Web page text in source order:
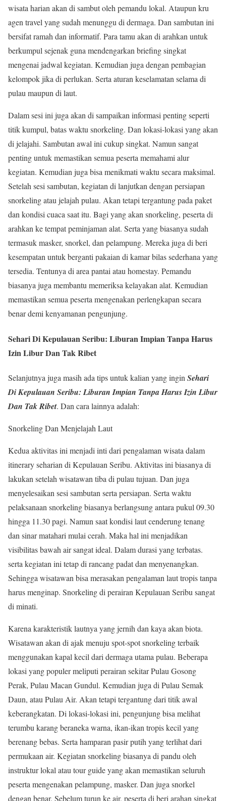
wisata harian akan di sambut oleh pemandu lokal. Ataupun kru
agen travel yang sudah menunggu di dermaga. Dan sambutan ini
bersifat ramah dan informatif. Para tamu akan di arahkan untuk
berkumpul sejenak guna mendengarkan briefing singkat
mengenai jadwal kegiatan. Kemudian juga dengan pembagian
kelompok jika di perlukan. Serta aturan keselamatan selama di
pulau maupun di laut.
Dalam sesi ini juga akan di sampaikan informasi penting seperti
titik kumpul, batas waktu snorkeling. Dan lokasi-lokasi yang akan
di jelajahi. Sambutan awal ini cukup singkat. Namun sangat
penting untuk memastikan semua peserta memahami alur
kegiatan. Kemudian juga bisa menikmati waktu secara maksimal.
Setelah sesi sambutan, kegiatan di lanjutkan dengan persiapan
snorkeling atau jelajah pulau. Akan tetapi tergantung pada paket
dan kondisi cuaca saat itu. Bagi yang akan snorkeling, peserta di
arahkan ke tempat peminjaman alat. Serta yang biasanya sudah
termasuk masker, snorkel, dan pelampung. Mereka juga di beri
kesempatan untuk berganti pakaian di kamar bilas sederhana yang
tersedia. Tentunya di area pantai atau homestay. Pemandu
biasanya juga membantu memeriksa kelayakan alat. Kemudian
memastikan semua peserta mengenakan perlengkapan secara
benar demi kenyamanan pengunjung.
Sehari Di Kepulauan Seribu: Liburan Impian Tanpa Harus
Izin Libur Dan Tak Ribet
Selanjutnya juga masih ada tips untuk kalian yang ingin Sehari
Di Kepulauan Seribu: Liburan Impian Tanpa Harus Izin Libur
Dan Tak Ribet. Dan cara lainnya adalah:
Snorkeling Dan Menjelajah Laut
Kedua aktivitas ini menjadi inti dari pengalaman wisata dalam
itinerary seharian di Kepulauan Seribu. Aktivitas ini biasanya di
lakukan setelah wisatawan tiba di pulau tujuan. Dan juga
menyelesaikan sesi sambutan serta persiapan. Serta waktu
pelaksanaan snorkeling biasanya berlangsung antara pukul 09.30
hingga 11.30 pagi. Namun saat kondisi laut cenderung tenang
dan sinar matahari mulai cerah. Maka hal ini menjadikan
visibilitas bawah air sangat ideal. Dalam durasi yang terbatas.
serta kegiatan ini tetap di rancang padat dan menyenangkan.
Sehingga wisatawan bisa merasakan pengalaman laut tropis tanpa
harus menginap. Snorkeling di perairan Kepulauan Seribu sangat
di minati.
Karena karakteristik lautnya yang jernih dan kaya akan biota.
Wisatawan akan di ajak menuju spot-spot snorkeling terbaik
menggunakan kapal kecil dari dermaga utama pulau. Beberapa
lokasi yang populer meliputi perairan sekitar Pulau Gosong
Perak, Pulau Macan Gundul. Kemudian juga di Pulau Semak
Daun, atau Pulau Air. Akan tetapi tergantung dari titik awal
keberangkatan. Di lokasi-lokasi ini, pengunjung bisa melihat
terumbu karang beraneka warna, ikan-ikan tropis kecil yang
berenang bebas. Serta hamparan pasir putih yang terlihat dari
permukaan air. Kegiatan snorkeling biasanya di pandu oleh
instruktur lokal atau tour guide yang akan memastikan seluruh
peserta mengenakan pelampung, masker. Dan juga snorkel
dengan benar. Sebelum turun ke air, peserta di beri arahan singkat